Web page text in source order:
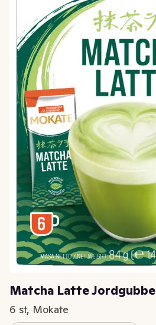
Matcha Latte Jordgubbe
6 st, Mokate